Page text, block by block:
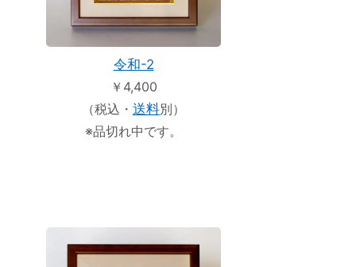
令和-2
￥4,400
（税込・ 送料別）
※品切れ中です。